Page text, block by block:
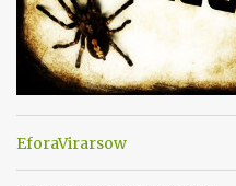
EforaVirarsow